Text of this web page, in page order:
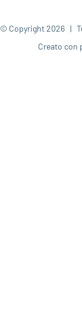
© Copyright2026 |
Creato con